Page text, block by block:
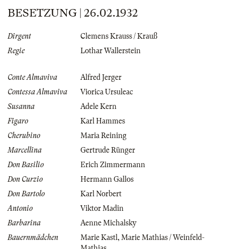
BESETZUNG | 26.02.1932
Dirgent
Clemens Krauss / Krauß
Regie
Lothar Wallerstein
Conte Almaviva
Alfred Jerger
Contessa Almaviva
Viorica Ursuleac
Susanna
Adele Kern
Figaro
Karl Hammes
Cherubino
Maria Reining
Marcellina
Gertrude Rünger
Don Basilio
Erich Zimmermann
Don Curzio
Hermann Gallos
Don Bartolo
Karl Norbert
Antonio
Viktor Madin
Barbarina
Aenne Michalsky
Bauernmädchen
Marie Kastl,Marie Mathias / Weinfeld-